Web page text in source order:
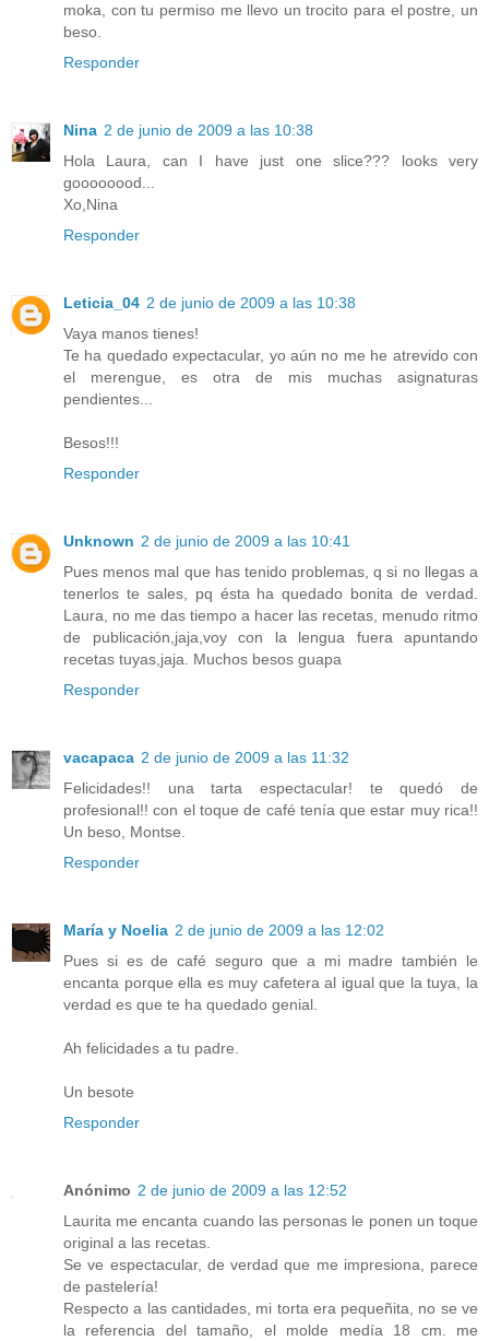
moka, con tu permiso me llevo un trocito para el postre, un
beso.
Responder
Nina 2 de junio de 2009 a las 10:38
Hola Laura, can I have just one slice??? looks very
goooooood...
Xo,Nina
Responder
Leticia_04 2 de junio de 2009 a las 10:38
Vaya manos tienes!
Te ha quedado expectacular, yo aún no me he atrevido con
el merengue, es otra de mis muchas asignaturas
pendientes...
Besos!!!
Responder
Unknown 2 de junio de 2009 a las 10:41
Pues menos mal que has tenido problemas, q si no llegas a
tenerlos te sales, pq ésta ha quedado bonita de verdad.
Laura, no me das tiempo a hacer las recetas, menudo ritmo
de publicación,jaja,voy con la lengua fuera apuntando
recetas tuyas,jaja. Muchos besos guapa
Responder
vacapaca 2 de junio de 2009 a las 11:32
Felicidades!! una tarta espectacular! te quedó de
profesional!! con el toque de café tenía que estar muy rica!!
Un beso, Montse.
Responder
María y Noelia 2 de junio de 2009 a las 12:02
Pues si es de café seguro que a mi madre también le
encanta porque ella es muy cafetera al igual que la tuya, la
verdad es que te ha quedado genial.
Ah felicidades a tu padre.
Un besote
Responder
Anónimo 2 de junio de 2009 a las 12:52
Laurita me encanta cuando las personas le ponen un toque
original a las recetas.
Se ve espectacular, de verdad que me impresiona, parece
de pastelería!
Respecto a las cantidades, mi torta era pequeñita, no se ve
la referencia del tamaño, el molde medía 18 cm. me